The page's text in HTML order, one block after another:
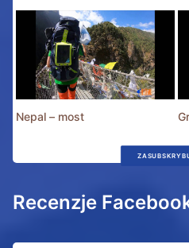
Nepal – most
Recenzje